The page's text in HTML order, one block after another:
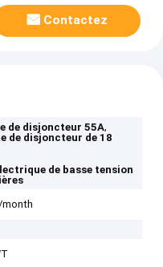
Contactez
de disjoncteur 55A,
de disjoncteur de 18
de basse tension